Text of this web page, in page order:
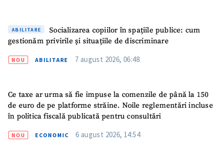
ABILITARE
Socializarea copiilor în spațiile publice: cum
gestionăm privirile și situațiile de discriminare
NOU ABILITARE 7 august 2026, 06:48
Ce taxe ar urma să fie impuse la comenzile de până la 150
de euro de pe platforme străine. Noile reglementări incluse
în politica fiscală publicată pentru consultări
NOU ECONOMIC 6 august 2026, 14:54
CONTACT SURSĂ
Sursă anonimă
Email+ Emailul meu